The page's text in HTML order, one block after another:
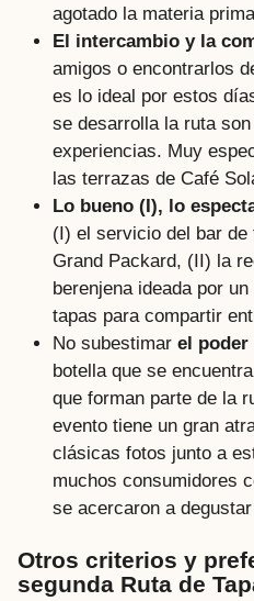
agotado la materia
El intercambio y la
amigos o encontrarlos
es lo ideal por estos
se desarrolla la ruta
experiencias. Muy
las terrazas de Café
Lo bueno (I), lo
(I) el servicio del bar
Grand Packard, (II) la
berenjena ideada por
tapas para compartir
No subestimar el poder
botella que se
que forman parte de la
evento tiene un gran
clásicas fotos junto a
muchos consumidores
se acercaron a
Otros criterios y
segunda Ruta de